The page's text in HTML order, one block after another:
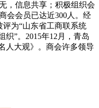
，信息共享；积极组织会
会会员已达近300人。经
为“山东省工商联系统
织”。2015年12月，青岛
人大观》。商会许多领导